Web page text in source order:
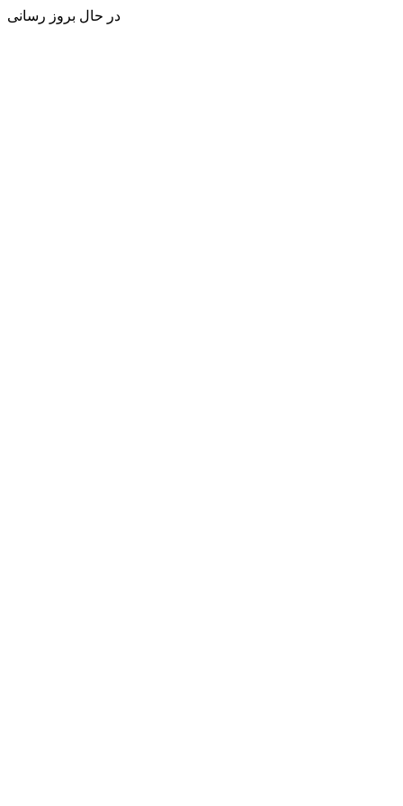
در حال بروز رسانی